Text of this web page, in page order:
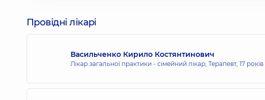
Провідні лікарі
Васильченко Кирило Костянтинович
Лікар загальної практики - сімейний лікар; Терапевт, 17